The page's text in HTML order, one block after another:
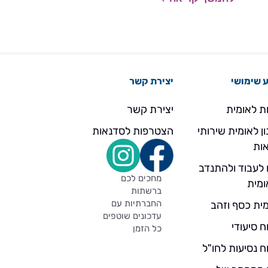
שימושי
לאומית
לאומית שירותי
לעבוד ולהתנדב
כסף וזהב
סיעודי
נסיעות לחו"ל
יצירת קשר
יצירת קשר
הצטרפות לסדנאות
מחכים לכם
ברשתות
החברתיות עם
עדכונים שוטפים
כל הזמן